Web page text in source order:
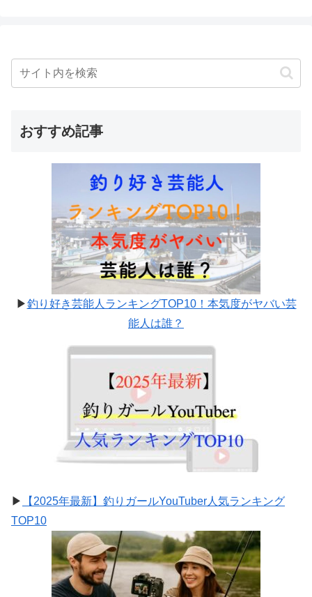
おすすめ記事
▶釣り好き芸能人ランキングTOP10！本気度がヤバい芸
能人は誰？
▶
【2025年最新】釣りガールYouTuber人気ランキング
TOP10